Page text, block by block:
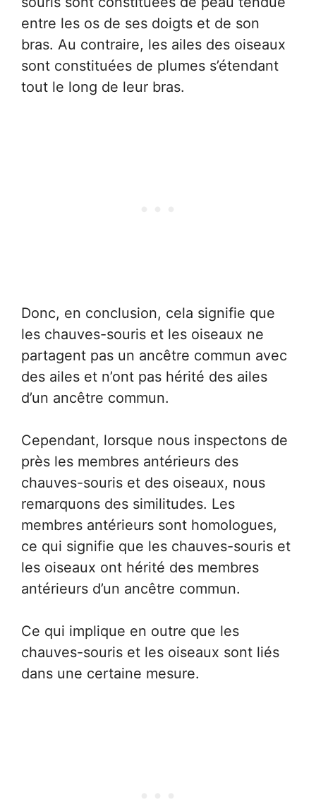
entre les os de ses doigts et de son
bras. Au contraire, les ailes des oiseaux
sont constituées de plumes s’étendant
tout le long de leur bras.
Donc, en conclusion, cela signifie que
les chauves-souris et les oiseaux ne
partagent pas un ancêtre commun avec
des ailes et n’ont pas hérité des ailes
d’un ancêtre commun.
Cependant, lorsque nous inspectons de
près les membres antérieurs des
chauves-souris et des oiseaux, nous
remarquons des similitudes. Les
membres antérieurs sont homologues,
ce qui signifie que les chauves-souris et
les oiseaux ont hérité des membres
antérieurs d’un ancêtre commun.
Ce qui implique en outre que les
chauves-souris et les oiseaux sont liés
dans une certaine mesure.